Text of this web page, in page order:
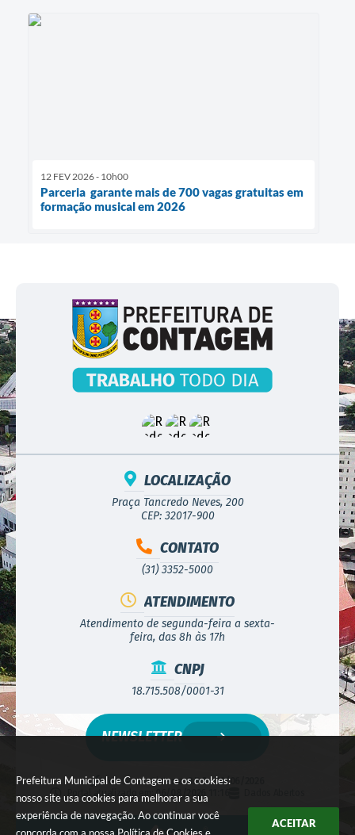
Prefeitura Municipal de Contagem e os cookies:
nosso site usa cookies para melhorar a sua
experiência de navegação. Ao continuar você
ACEITAR
12 FEV 2026 - 10h00
Parceria garante mais de 700 vagas gratuitas em
formação musical em 2026
LOCALIZAÇÃO
Praça Tancredo Neves, 200
CEP: 32017-900
CONTATO
(31) 3352-5000
ATENDIMENTO
Atendimento de segunda-feira a sexta-
feira, das 8h às 17h
CNPJ
18.715.508/0001-31
Versão do Sistema:3.5.3 - 19/06/2026
Portal atualizado em: 06/08/2026 11:16
NEWSLETTER